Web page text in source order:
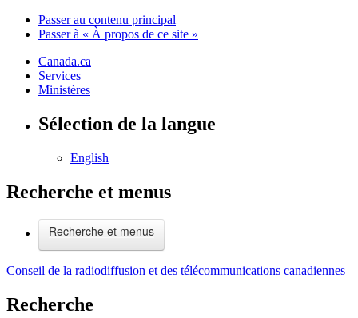
Passer au contenu principal
Passer à « À propos de ce site »
Canada.ca
Services
Ministères
Sélection de la langue
English
Recherche et menus
Recherche et menus
Conseil de la radiodiffusion et des télécommunications canadiennes
Recherche